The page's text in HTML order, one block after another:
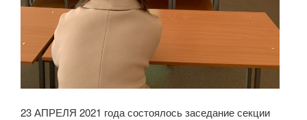
23 АПРЕЛЯ 2021 года состоялось заседание секции